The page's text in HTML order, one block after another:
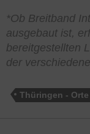
*Ob Breitband
ausgebaut ist,
bereitgestellten
der
Thüringen - Orte